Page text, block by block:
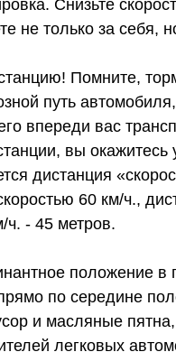
Снизьте
не только за себя,
Помните,
путь
впереди вас
вы окажитесь
дистанция
60 км/ч.,
ч. - 45 метров.
положение в
по середине
и масляные
легковых